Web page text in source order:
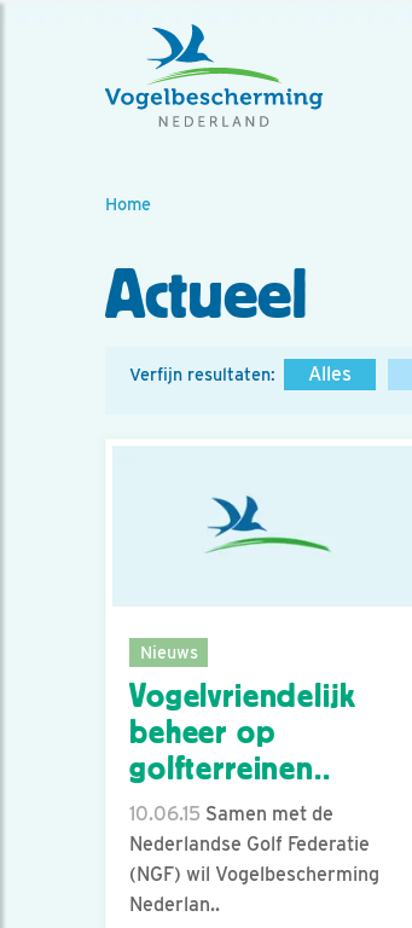
Home
Actueel
Verfijn resultaten: Alles
Nieuws
Vogelvriendelijk
beheer op
golfterreinen..
10.06.15 Samen met de
Nederlandse Golf Federatie
(NGF) wil Vogelbescherming
Nederlan..